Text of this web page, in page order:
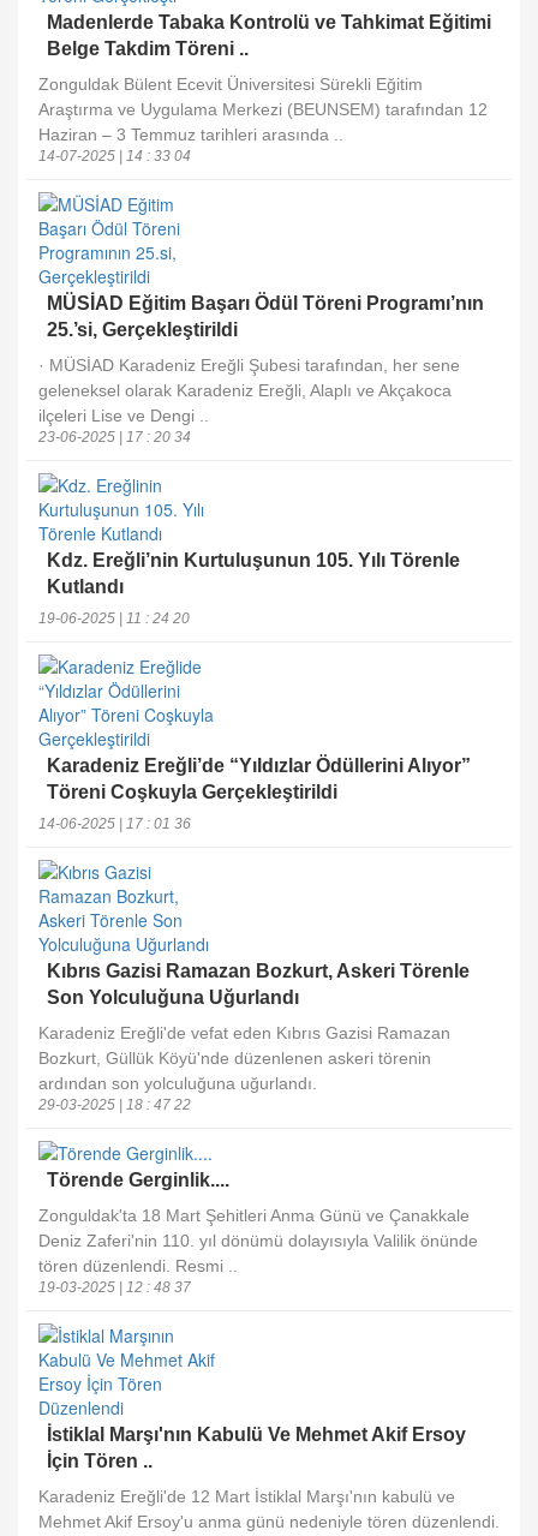
Madenlerde Tabaka Kontrolü ve Tahkimat Eğitimi
Belge Takdim Töreni ..
Zonguldak Bülent Ecevit Üniversitesi Sürekli Eğitim
Araştırma ve Uygulama Merkezi (BEUNSEM) tarafından 12
Haziran – 3 Temmuz tarihleri arasında ..
14-07-2025 | 14 : 33 04
MÜSİAD Eğitim Başarı Ödül Töreni Programı’nın
25.’si, Gerçekleştirildi
· MÜSİAD Karadeniz Ereğli Şubesi tarafından, her sene
geleneksel olarak Karadeniz Ereğli, Alaplı ve Akçakoca
ilçeleri Lise ve Dengi ..
23-06-2025 | 17 : 20 34
Kdz. Ereğli’nin Kurtuluşunun 105. Yılı Törenle
Kutlandı
19-06-2025 | 11 : 24 20
Karadeniz Ereğli’de “Yıldızlar Ödüllerini Alıyor”
Töreni Coşkuyla Gerçekleştirildi
14-06-2025 | 17 : 01 36
Kıbrıs Gazisi Ramazan Bozkurt, Askeri Törenle
Son Yolculuğuna Uğurlandı
Karadeniz Ereğli'de vefat eden Kıbrıs Gazisi Ramazan
Bozkurt, Güllük Köyü'nde düzenlenen askeri törenin
ardından son yolculuğuna uğurlandı.
29-03-2025 | 18 : 47 22
Törende Gerginlik....
Zonguldak'ta 18 Mart Şehitleri Anma Günü ve Çanakkale
Deniz Zaferi'nin 110. yıl dönümü dolayısıyla Valilik önünde
tören düzenlendi. Resmi ..
19-03-2025 | 12 : 48 37
İstiklal Marşı'nın Kabulü Ve Mehmet Akif Ersoy
İçin Tören ..
Karadeniz Ereğli'de 12 Mart İstiklal Marşı'nın kabulü ve
Mehmet Akif Ersoy'u anma günü nedeniyle tören düzenlendi.